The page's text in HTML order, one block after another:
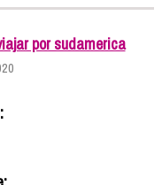
por sudamerica